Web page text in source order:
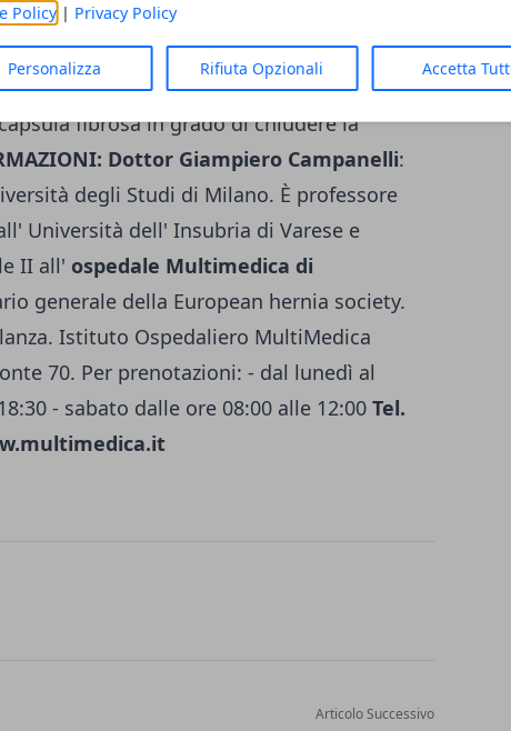
Policy| Privacy Policy
Personalizza Rifiuta Opzionali Accetta
25 centimetri sopra il pube (come nel parto
nella zona coperta dagli slip. Poi si
rinforzandola con una protesi di materiale
fibrosa in grado di chiudere la
Dottor Giampiero Campanelli:
degli Studi di Milano. È professore
Università dell' Insubria di Varese e
II all' ospedale Multimedica di
generale della European hernia society.
Istituto Ospedaliero MultiMedica
70. Per prenotazioni: - dal lunedì al
- sabato dalle ore 08:00 alle 12:00 Tel.
Articolo Successivo